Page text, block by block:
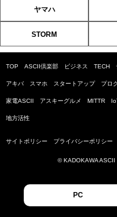
ヤマハ
STORM
TOP ASCII倶楽部 ビジネス TECH
アキバ スマホ スタートアップ プロ
家電ASCII アスキーグルメ MITTR
地方活性
サイトポリシー プライバシーポリシー
© KADOKAWA
PC